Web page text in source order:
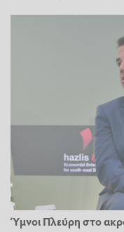
Ύμνοι Πλεύρη στο